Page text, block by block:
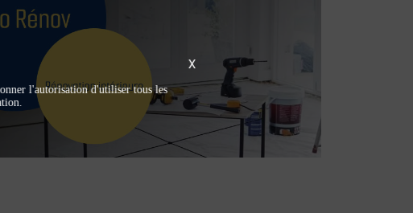
X
l'autorisation d'utiliser tous les